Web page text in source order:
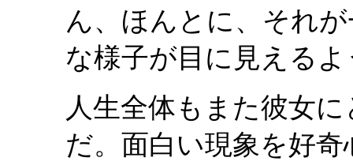
ん、ほんとに、それ
な様子が目に見える
人生全体もまた彼女
だ。面白い現象を好